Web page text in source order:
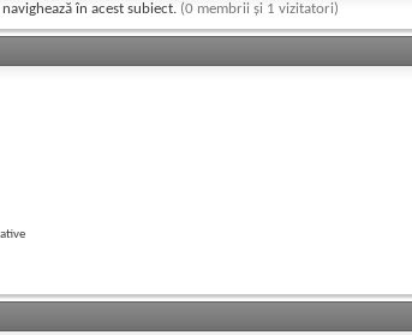
în acest subiect. (0 membrii și 1 vizitatori)